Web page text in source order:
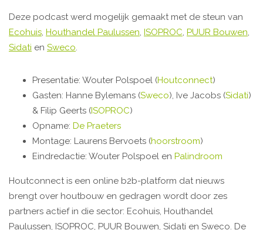
Deze podcast werd mogelijk gemaakt met de steun van
Ecohuis, Houthandel Paulussen, ISOPROC, PUUR Bouwen,
Sidati en Sweco.
Presentatie: Wouter Polspoel (Houtconnect)
Gasten: Hanne Bylemans (Sweco), Ive Jacobs (Sidati)
& Filip Geerts (ISOPROC)
Opname: De Praeters
Montage: Laurens Bervoets (hoorstroom)
Eindredactie: Wouter Polspoel en Palindroom
Houtconnect is een online b2b-platform dat nieuws
brengt over houtbouw en gedragen wordt door zes
partners actief in die sector: Ecohuis, Houthandel
Paulussen, ISOPROC, PUUR Bouwen, Sidati en Sweco. De